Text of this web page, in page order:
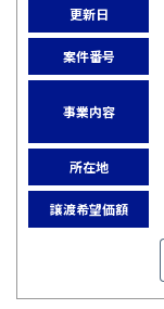
更新日
案件番号
事業内容
所在地
譲渡希望価額